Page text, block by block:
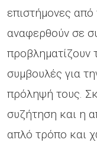
επιστήμονες
αναφερθούν σε
προβληματίζουν
συμβουλές για
πρόληψή τους.
συζήτηση και η
απλό τρόπο και